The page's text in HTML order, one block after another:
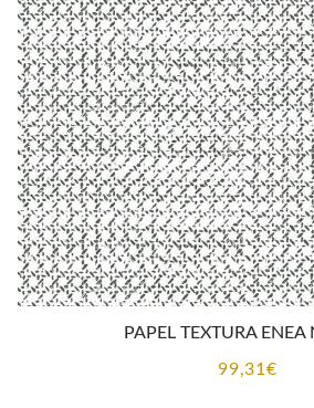
PAPEL TEXTURA ENEA
99,31€